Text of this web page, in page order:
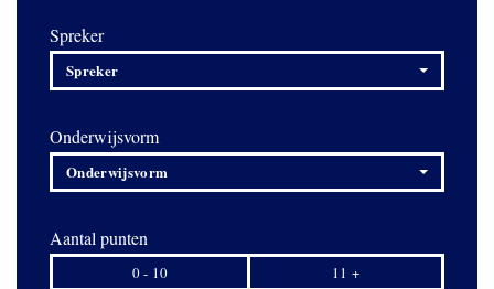
Spreker
Spreker
Onderwijsvorm
Onderwijsvorm
Aantal punten
0 - 10 11 +